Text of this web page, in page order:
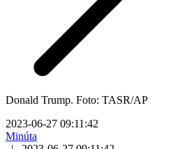
Donald Trump. Foto: TASR/AP
2023-06-27 09:11:42
Minúta